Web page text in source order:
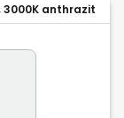
3000K anthrazit